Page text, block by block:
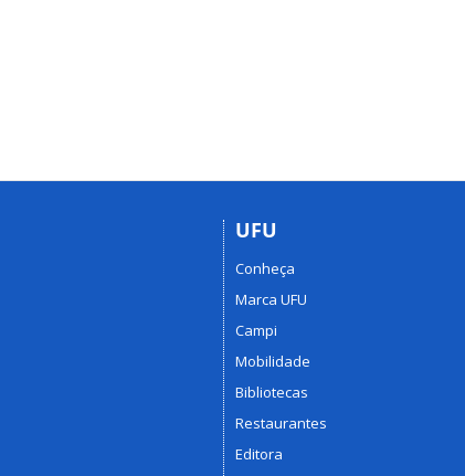
UFU
Conheça
Marca UFU
Campi
Mobilidade
Bibliotecas
Restaurantes
Editora